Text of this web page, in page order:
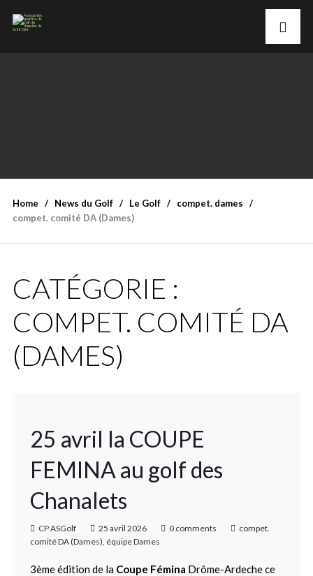
Home News du Golf Le Golf
compet. dames
compet. comité DA (Dames)
CATÉGORIE :
COMPET. COMITÉ DA
(DAMES)
25 avril la COUPE
FEMINA au golf des
Chanalets
CP ASGolf 25 avril 2026 0 comments
compet.
comité DA (Dames), équipe Dames
3ème édition de la Coupe Fémina Drôme-Ardeche ce